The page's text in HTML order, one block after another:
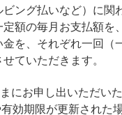
ング払いなど）に関
額の毎月お支払額を
を、それぞれ一回（
ていただきます。
にお申し出いただい
効期限が更新された